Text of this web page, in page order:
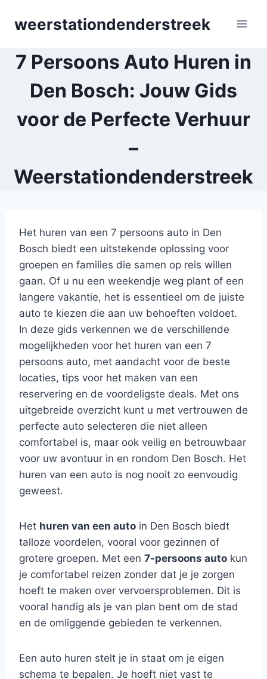
weerstationdenderstreek
7 Persoons Auto Huren in
Den Bosch: Jouw Gids
voor de Perfecte Verhuur
–
Weerstationdenderstreek
Het huren van een 7 persoons auto in Den
Bosch biedt een uitstekende oplossing voor
groepen en families die samen op reis willen
gaan. Of u nu een weekendje weg plant of een
langere vakantie, het is essentieel om de juiste
auto te kiezen die aan uw behoeften voldoet.
In deze gids verkennen we de verschillende
mogelijkheden voor het huren van een 7
persoons auto, met aandacht voor de beste
locaties, tips voor het maken van een
reservering en de voordeligste deals. Met ons
uitgebreide overzicht kunt u met vertrouwen de
perfecte auto selecteren die niet alleen
comfortabel is, maar ook veilig en betrouwbaar
voor uw avontuur in en rondom Den Bosch. Het
huren van een auto is nog nooit zo eenvoudig
geweest.
Het huren van een auto in Den Bosch biedt
talloze voordelen, vooral voor gezinnen of
grotere groepen. Met een 7-persoons auto kun
je comfortabel reizen zonder dat je je zorgen
hoeft te maken over vervoersproblemen. Dit is
vooral handig als je van plan bent om de stad
en de omliggende gebieden te verkennen.
Een auto huren stelt je in staat om je eigen
schema te bepalen. Je hoeft niet vast te